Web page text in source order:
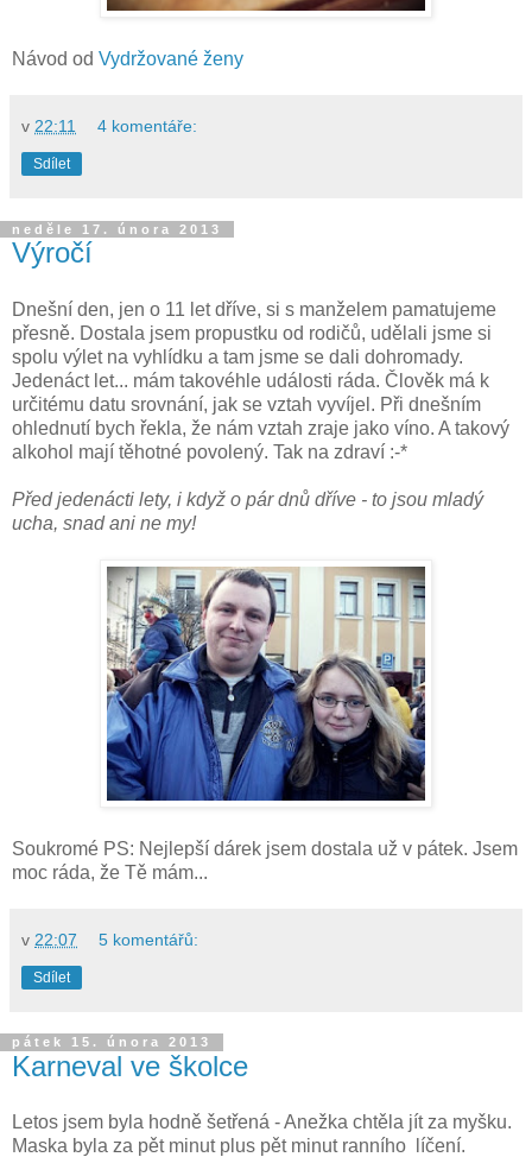
Návod od Vydržované ženy
v 22:11 4 komentáře:
Sdílet
neděle 17. února 2013
Výročí
Dnešní den, jen o 11 let dříve, si s manželem pamatujeme
přesně. Dostala jsem propustku od rodičů, udělali jsme si
spolu výlet na vyhlídku a tam jsme se dali dohromady.
Jedenáct let... mám takovéhle události ráda. Člověk má k
určitému datu srovnání, jak se vztah vyvíjel. Při dnešním
ohlednutí bych řekla, že nám vztah zraje jako víno. A takový
alkohol mají těhotné povolený. Tak na zdraví :-*
Před jedenácti lety, i když o pár dnů dříve - to jsou mladý
ucha, snad ani ne my!
Soukromé PS: Nejlepší dárek jsem dostala už v pátek. Jsem
moc ráda, že Tě mám...
v 22:07 5 komentářů:
Sdílet
pátek 15. února 2013
Karneval ve školce
Letos jsem byla hodně šetřená - Anežka chtěla jít za myšku.
Maska byla za pět minut plus pět minut ranního líčení.